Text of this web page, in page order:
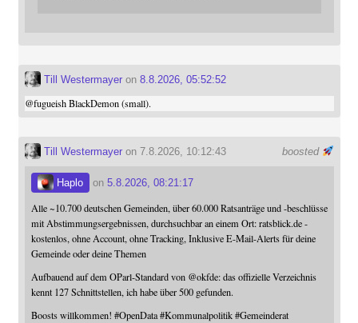
Till Westermayeron 8.8.2026, 05:52:52
@fugueishBlackDemon (small).
boosted
Till Westermayeron 7.8.2026, 10:12:43
Haplo on 5.8.2026, 08:21:17
Alle ~10.700 deutschen Gemeinden, über 60.000 Ratsanträge und -beschlüsse
mit Abstimmungsergebnissen, durchsuchbar an einem Ort: ratsblick.de -
kostenlos, ohne Account, ohne Tracking, Inklusive E-Mail-Alerts für deine
Gemeinde oder deine Themen
Aufbauend auf dem OParl-Standard von @okfde: das offizielle Verzeichnis
kennt 127 Schnittstellen, ich habe über 500 gefunden.
Boosts willkommen! #OpenData #Kommunalpolitik #Gemeinderat